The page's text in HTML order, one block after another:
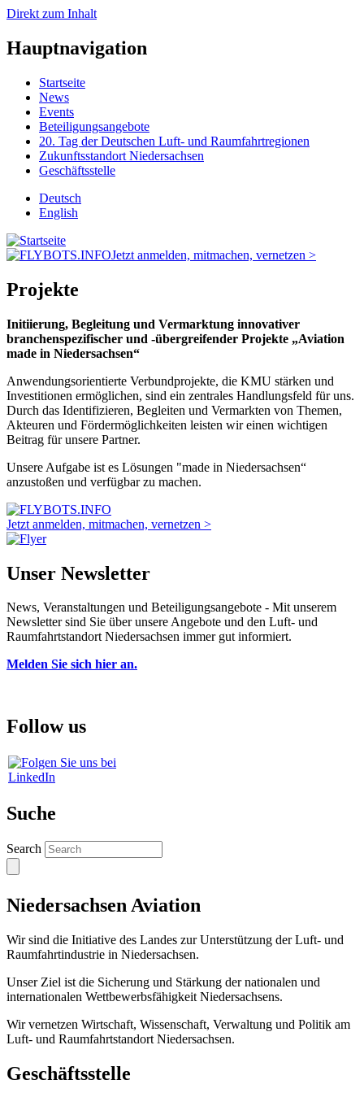
Direkt zum Inhalt
Hauptnavigation
Startseite
News
Events
Beteiligungsangebote
20. Tag der Deutschen Luft- und Raumfahrtregionen
Zukunftsstandort Niedersachsen
Geschäftsstelle
Deutsch
English
Jetzt anmelden, mitmachen, vernetzen >
Projekte
Initiierung, Begleitung und Vermarktung innovativer
branchenspezifischer und -übergreifender Projekte „Aviation
made in Niedersachsen“
Anwendungsorientierte Verbundprojekte, die KMU stärken und
Investitionen ermöglichen, sind ein zentrales Handlungsfeld für uns.
Durch das Identifizieren, Begleiten und Vermarkten von Themen,
Akteuren und Fördermöglichkeiten leisten wir einen wichtigen
Beitrag für unsere Partner.
Unsere Aufgabe ist es Lösungen "made in Niedersachsen“
anzustoßen und verfügbar zu machen.
Jetzt anmelden, mitmachen, vernetzen >
Unser Newsletter
News, Veranstaltungen und Beteiligungsangebote - Mit unserem
Newsletter sind Sie über unsere Angebote und den Luft- und
Raumfahrtstandort Niedersachsen immer gut informiert.
Melden Sie sich hier an.
Follow us
Suche
Search
Niedersachsen Aviation
Wir sind die Initiative des Landes zur Unterstützung der Luft- und
Raumfahrtindustrie in Niedersachsen.
Unser Ziel ist die Sicherung und Stärkung der nationalen und
internationalen Wettbewerbsfähigkeit Niedersachsens.
Wir vernetzen Wirtschaft, Wissenschaft, Verwaltung und Politik am
Luft- und Raumfahrtstandort Niedersachsen.
Geschäftsstelle